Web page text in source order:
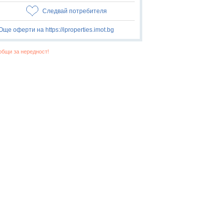
Следвай потребителя
оферти на https://iproperties.imot.bg
за нередност!